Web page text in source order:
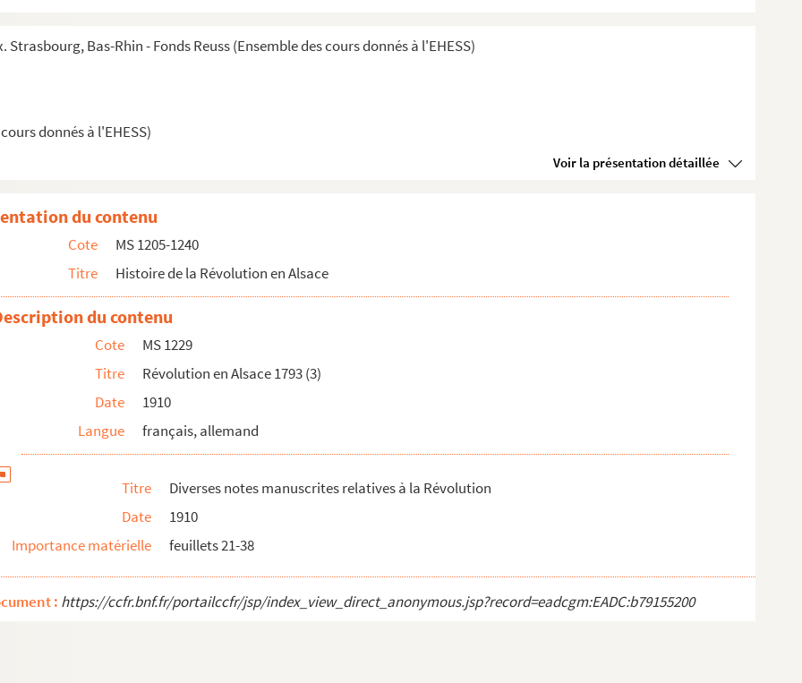
Bas-Rhin - Fonds Reuss (Ensemble des cours donnés à l'EHESS)
donnés à l'EHESS)
Voir la présentation détaillée
d'archives relatives à la Révolution
des Assesseurs du Tribunal de Police m...
d'archives relatives à la Révolution
l'an second de la République Françoise une...
District de Strasbourg, en vertu de l'ordre des ...
du contenu
Cote
MS 1205-1240
Titre
Histoire de la Révolution en Alsace
du contenu
Cote
MS 1229
Titre
Révolution en Alsace 1793 (3)
Date
1910
Langue
français, allemand
Titre
Diverses notes manuscrites relatives à la Révolution
Date
1910
Importance matérielle
feuillets 21-38
: https://ccfr.bnf.fr/portailccfr/jsp/index_view_direct_anonymous.jsp?record=eadcgm:EADC:b79155200